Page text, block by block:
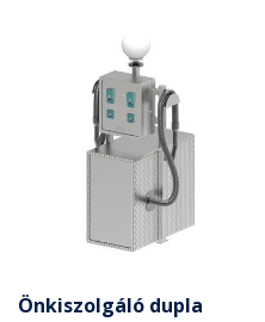
Kapcsolat
Autósoknak
Önkiszolgáló dupla